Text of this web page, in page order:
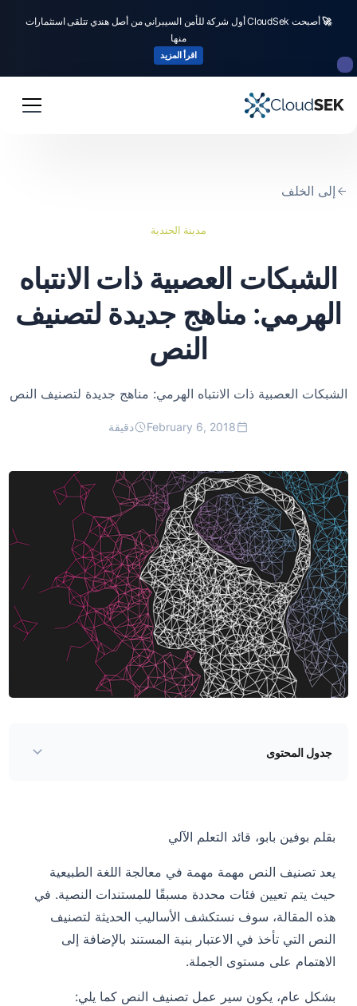
🚀
أصبحت CloudSek أول شركة للأمن السيبراني من أصل هندي تتلقى استثمارات
منها
اقرأ المزيد
إلى الخلف
مدينة الحندية
الشبكات العصبية ذات الانتباه
الهرمي: مناهج جديدة لتصنيف
النص
الشبكات العصبية ذات الانتباه الهرمي: مناهج جديدة لتصنيف النص
February 6, 2018 دقيقة
جدول المحتوى
بقلم بوفين بابو، قائد التعلم الآلي
يعد تصنيف النص مهمة مهمة في معالجة اللغة الطبيعية
حيث يتم تعيين فئات محددة مسبقًا للمستندات النصية. في
هذه المقالة، سوف نستكشف الأساليب الحديثة لتصنيف
النص التي تأخذ في الاعتبار بنية المستند بالإضافة إلى
الاهتمام على مستوى الجملة.
بشكل عام، يكون سير عمل تصنيف النص كما يلي: